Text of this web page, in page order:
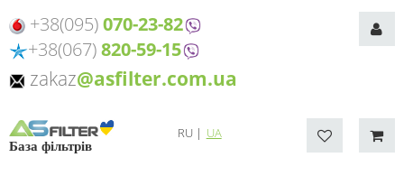
+38(095)070-23-82
+38(067)820-59-15
zakaz@asfilter.com.ua
База фільтрів
RU | UA